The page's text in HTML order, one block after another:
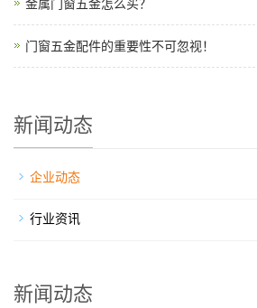
金属门窗五金怎么买？
门窗五金配件的重要性不可忽视！
新闻动态
企业动态
行业资讯
新闻动态